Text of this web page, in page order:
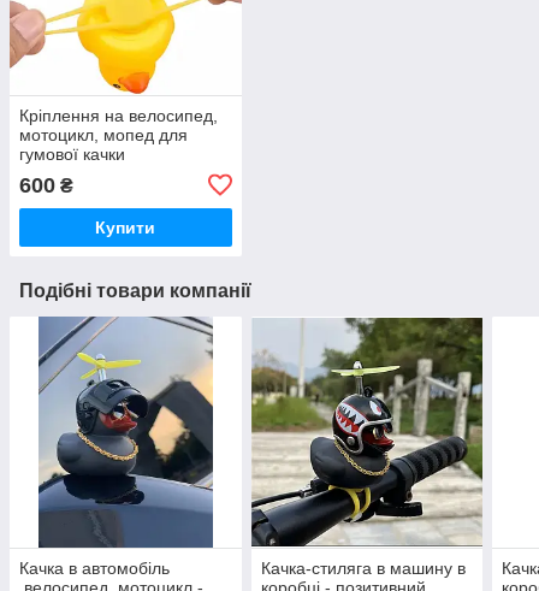
Кріплення на велосипед,
мотоцикл, мопед для
гумової качки
600 ₴
Купити
Подібні товари компанії
Качка в автомобіль
Качка-стиляга в машину в